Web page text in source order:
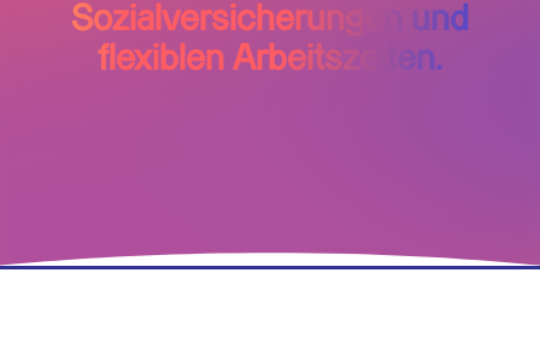
Sozialversicherungen und
flexiblen Arbeitszeiten.